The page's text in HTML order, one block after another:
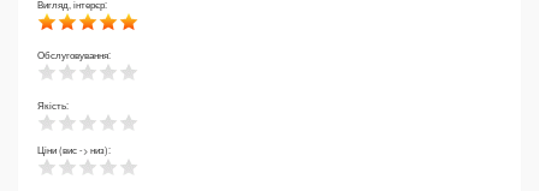
Вигляд, інтерєр:
Обслуговування:
Якість:
Ціни (вис -> низ):